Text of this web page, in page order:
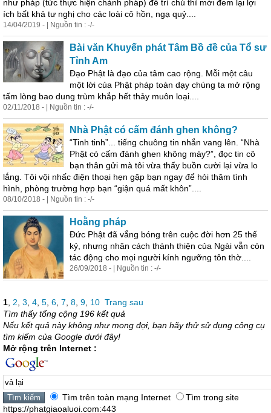
như pháp (tức thực hiện chánh pháp) để trì chú thì mới đem lại lợi
ích bất khả tư nghị cho các loài cô hồn, ngạ quỷ....
14/04/2019 - | Nguồn tin : -/-
Bài văn Khuyến phát Tâm Bồ đề của Tổ sư
Tỉnh Am
Đạo Phật là đạo của tâm cao rộng. Mỗi một câu
một lời của Phật pháp toàn dạy chúng ta mở rộng
tấm lòng bao dung trùm khắp hết thảy muôn loại....
02/11/2018 - | Nguồn tin : -/-
Nhà Phật có cấm đánh ghen không?
“Tinh tinh”... tiếng chuông tin nhắn vang lên. “Nhà
Phật có cấm đánh ghen không mày?”, đọc tin cô
bạn thân gửi mà tôi vừa thấy buồn cười lại vừa lo
lắng. Tôi vội nhấc điện thoại hẹn gặp bạn ngay để hỏi thăm tình
hình, phòng trường hợp bạn “giận quá mất khôn”....
08/10/2018 - | Nguồn tin : -/-
Hoằng pháp
Đức Phật đã vắng bóng trên cuộc đời hơn 25 thế
kỷ, nhưng nhân cách thánh thiện của Ngài vẫn còn
tác động cho mọi người kính ngưỡng tôn thờ....
26/09/2018 - | Nguồn tin : -/-
1 2 3 4 5 6 7 8 9 10 Trang sau
Tìm thấy tổng cộng 196 kết quả
Nếu kết quả này không như mong đợi, bạn hãy thử sử dụng công cụ
tìm kiếm của Google dưới đây!
Mở rộng trên Internet :
Tìm trên toàn mạng Internet
Tìm trong site
https://phatgiaoaluoi.com:443